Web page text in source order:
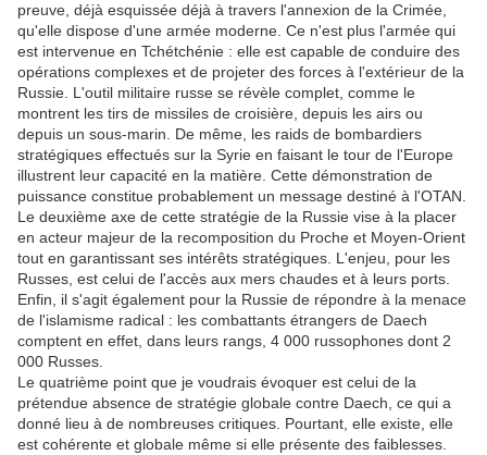
preuve, déjà esquissée déjà à travers l'annexion de la Crimée,
qu'elle dispose d'une armée moderne. Ce n'est plus l'armée qui
est intervenue en Tchétchénie : elle est capable de conduire des
opérations complexes et de projeter des forces à l'extérieur de la
Russie. L'outil militaire russe se révèle complet, comme le
montrent les tirs de missiles de croisière, depuis les airs ou
depuis un sous-marin. De même, les raids de bombardiers
stratégiques effectués sur la Syrie en faisant le tour de l'Europe
illustrent leur capacité en la matière. Cette démonstration de
puissance constitue probablement un message destiné à l'OTAN.
Le deuxième axe de cette stratégie de la Russie vise à la placer
en acteur majeur de la recomposition du Proche et Moyen-Orient
tout en garantissant ses intérêts stratégiques. L'enjeu, pour les
Russes, est celui de l'accès aux mers chaudes et à leurs ports.
Enfin, il s'agit également pour la Russie de répondre à la menace
de l'islamisme radical : les combattants étrangers de Daech
comptent en effet, dans leurs rangs, 4 000 russophones dont 2
000 Russes.
Le quatrième point que je voudrais évoquer est celui de la
prétendue absence de stratégie globale contre Daech, ce qui a
donné lieu à de nombreuses critiques. Pourtant, elle existe, elle
est cohérente et globale même si elle présente des faiblesses.